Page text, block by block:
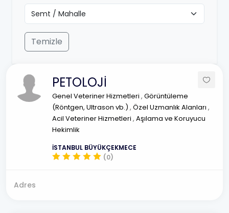
Temizle
PETOLOJİ
Genel Veteriner Hizmetleri , Görüntüleme
(Röntgen, Ultrason vb.) , Özel Uzmanlık Alanları ,
Acil Veteriner Hizmetleri , Aşılama ve Koruyucu
Hekimlik
İSTANBUL BÜYÜKÇEKMECE
(0)
Adres